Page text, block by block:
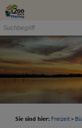
Zum Inhalt
Sie sind hier: Freizeit>
schließen